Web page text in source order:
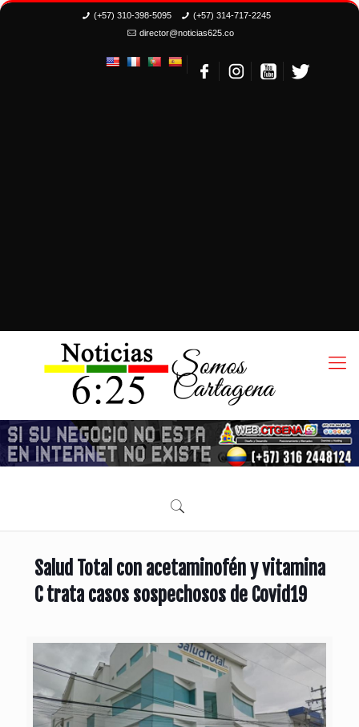
(+57) 310-398-5095
(+57) 314-717-2245
director@noticias625.co
Salud Total con acetaminofén y vitamina
C trata casos sospechosos de Covid19